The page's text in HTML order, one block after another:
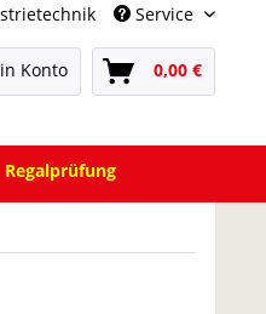
Service
Konto 0,00 €
Regalprüfung